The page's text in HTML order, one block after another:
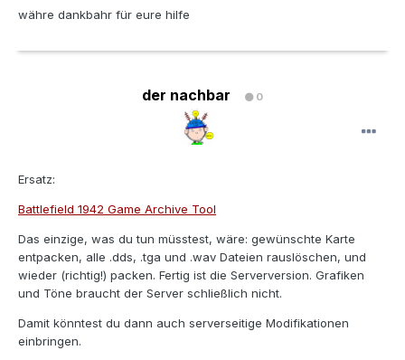
währe dankbahr für eure hilfe
der nachbar 0
Ersatz:
Battlefield 1942 Game Archive Tool
Das einzige, was du tun müsstest, wäre: gewünschte Karte
entpacken, alle .dds, .tga und .wav Dateien rauslöschen, und
wieder (richtig!) packen. Fertig ist die Serverversion. Grafiken
und Töne braucht der Server schließlich nicht.
Damit könntest du dann auch serverseitige Modifikationen
einbringen.